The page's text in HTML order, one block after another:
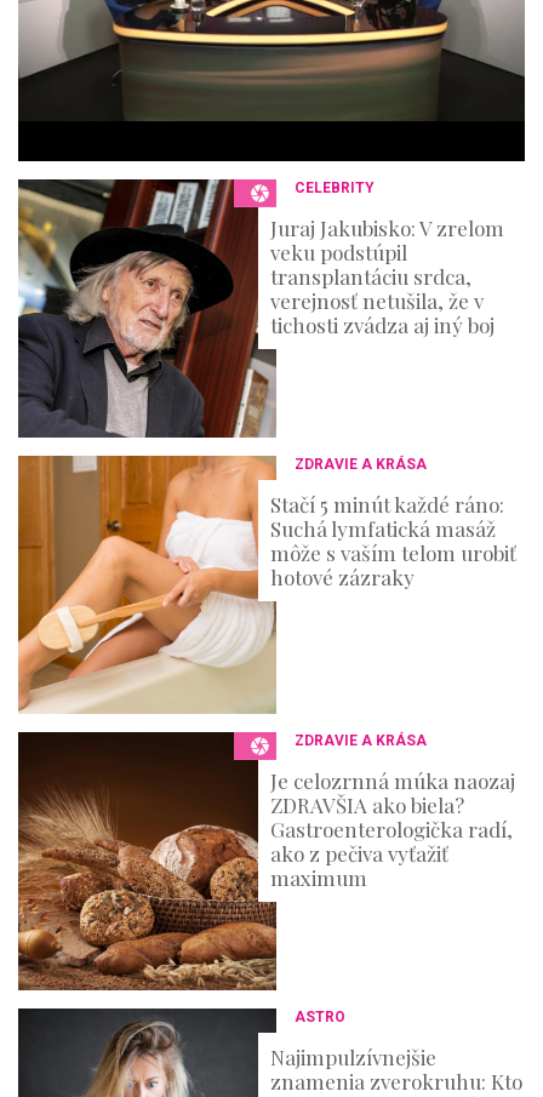
u
6
s
e
c
o
n
d
s
CELEBRITY
Juraj Jakubisko: V zrelom
veku podstúpil
transplantáciu srdca,
verejnosť netušila, že v
tichosti zvádza aj iný boj
ZDRAVIE A KRÁSA
Stačí 5 minút každé ráno:
Suchá lymfatická masáž
môže s vaším telom urobiť
hotové zázraky
ZDRAVIE A KRÁSA
Je celozrnná múka naozaj
ZDRAVŠIA ako biela?
Gastroenterologička radí,
ako z pečiva vyťažiť
maximum
ASTRO
Najimpulzívnejšie
znamenia zverokruhu: Kto